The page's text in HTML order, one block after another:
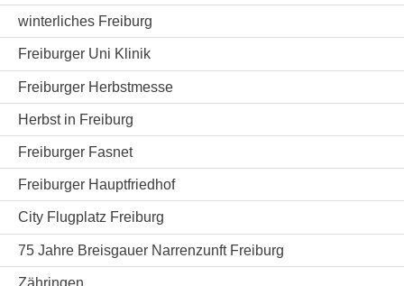
winterliches Freiburg
Freiburger Uni Klinik
Freiburger Herbstmesse
Herbst in Freiburg
Freiburger Fasnet
Freiburger Hauptfriedhof
City Flugplatz Freiburg
75 Jahre Breisgauer Narrenzunft Freiburg
Zähringen